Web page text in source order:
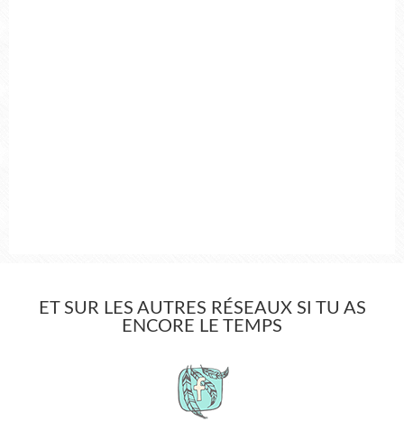
ET SUR LES AUTRES RÉSEAUX SI TU AS
ENCORE LE TEMPS